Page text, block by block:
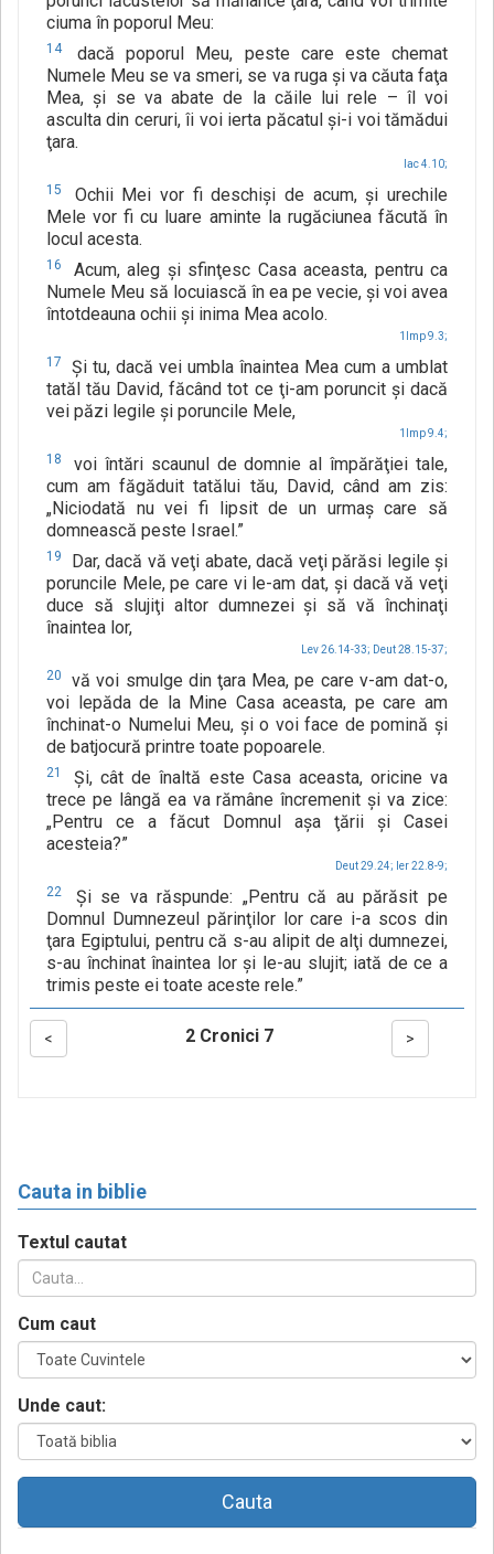
ciuma în poporul Meu:
14
dacă poporul Meu, peste care este chemat
Numele Meu se va smeri, se va ruga şi va căuta faţa
Mea, şi se va abate de la căile lui rele – îl voi
asculta din ceruri, îi voi ierta păcatul şi-i voi tămădui
ţara.
Iac 4.10;
15
Ochii Mei vor fi deschişi de acum, şi urechile
Mele vor fi cu luare aminte la rugăciunea făcută în
locul acesta.
16
Acum, aleg şi sfinţesc Casa aceasta, pentru ca
Numele Meu să locuiască în ea pe vecie, şi voi avea
întotdeauna ochii şi inima Mea acolo.
1Imp 9.3;
17
Şi tu, dacă vei umbla înaintea Mea cum a umblat
tatăl tău David, făcând tot ce ţi-am poruncit şi dacă
vei păzi legile şi poruncile Mele,
1Imp 9.4;
18
voi întări scaunul de domnie al împărăţiei tale,
cum am făgăduit tatălui tău, David, când am zis:
„Niciodată nu vei fi lipsit de un urmaş care să
domnească peste Israel.”
19
Dar, dacă vă veţi abate, dacă veţi părăsi legile şi
poruncile Mele, pe care vi le-am dat, şi dacă vă veţi
duce să slujiţi altor dumnezei şi să vă închinaţi
înaintea lor,
Lev 26.14-33; Deut 28.15-37;
20
vă voi smulge din ţara Mea, pe care v-am dat-o,
voi lepăda de la Mine Casa aceasta, pe care am
închinat-o Numelui Meu, şi o voi face de pomină şi
de batjocură printre toate popoarele.
21
Şi, cât de înaltă este Casa aceasta, oricine va
trece pe lângă ea va rămâne încremenit şi va zice:
„Pentru ce a făcut Domnul aşa ţării şi Casei
acesteia?”
Deut 29.24; Ier 22.8-9;
22
Şi se va răspunde: „Pentru că au părăsit pe
Domnul Dumnezeul părinţilor lor care i-a scos din
ţara Egiptului, pentru că s-au alipit de alţi dumnezei,
s-au închinat înaintea lor şi le-au slujit; iată de ce a
trimis peste ei toate aceste rele.”
< 2 Cronici 7 >
Cauta in biblie
Textul cautat
Cum caut
Unde caut:
Cauta